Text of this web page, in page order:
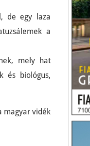
de egy laza
a
mely hat
és biológus,
magyar vidék